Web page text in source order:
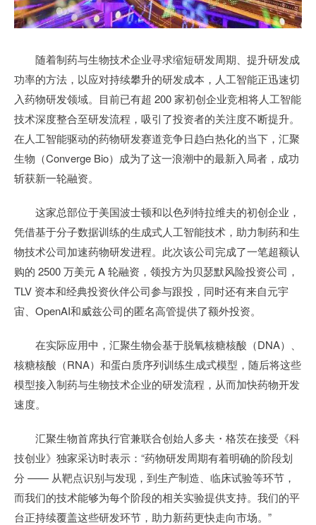
随着制药与生物技术企业寻求缩短研发周期、提升研发成
功率的方法，以应对持续攀升的研发成本，人工智能正迅速切
入药物研发领域。目前已有超 200 家初创企业竞相将人工智能
技术深度整合至研发流程，吸引了投资者的关注度不断提升。
在人工智能驱动的药物研发赛道竞争日趋白热化的当下，汇聚
生物（Converge Bio）成为了这一浪潮中的最新入局者，成功
斩获新一轮融资。
这家总部位于美国波士顿和以色列特拉维夫的初创企业，
凭借基于分子数据训练的生成式人工智能技术，助力制药和生
物技术公司加速药物研发进程。此次该公司完成了一笔超额认
购的 2500 万美元 A 轮融资，领投方为贝瑟默风险投资公司，
TLV 资本和经典投资伙伴公司参与跟投，同时还有来自元宇
宙、OpenAI和威兹公司的匿名高管提供了额外投资。
在实际应用中，汇聚生物会基于脱氧核糖核酸（DNA）、
核糖核酸（RNA）和蛋白质序列训练生成式模型，随后将这些
模型接入制药与生物技术企业的研发流程，从而加快药物开发
速度。
汇聚生物首席执行官兼联合创始人多夫・格茨在接受《科
技创业》独家采访时表示：“药物研发周期有着明确的阶段划
分 —— 从靶点识别与发现，到生产制造、临床试验等环节，
而我们的技术能够为每个阶段的相关实验提供支持。我们的平
台正持续覆盖这些研发环节，助力新药更快走向市场。”